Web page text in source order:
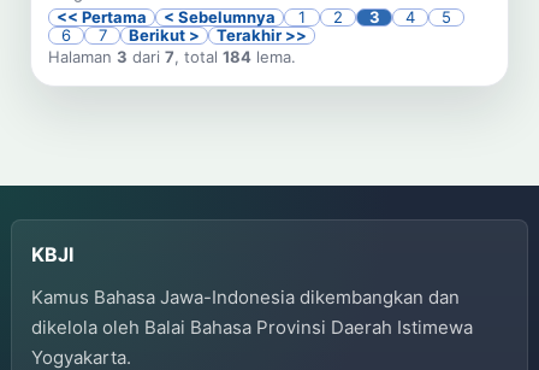
<< Pertama
< Sebelumnya 1 2 3 4
5
6
7 Berikut >
Terakhir >>
Halaman 3 dari 7, total 184 lema.
KBJI
Kamus Bahasa Jawa-Indonesia dikembangkan dan
dikelola oleh Balai Bahasa Provinsi Daerah Istimewa
Yogyakarta.